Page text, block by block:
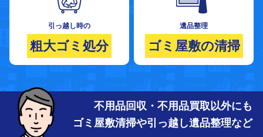
引っ越し時の
粗大ゴミ処分
遺品整理
ゴミ屋敷の清掃
不用品回収・不用品買取以外にも
ゴミ屋敷清掃や引っ越し遺品整理など